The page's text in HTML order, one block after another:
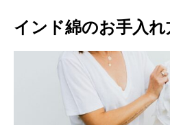
インド綿のお手入れ